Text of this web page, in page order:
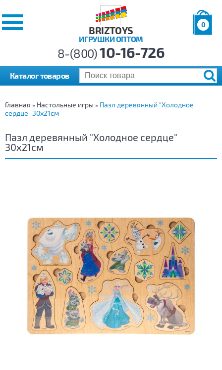
BRIZTOYS
ИГРУШКИ ОПТОМ
0
р.
8-(800)10-16-726
Каталог товаров
Главная » Настольные игры » Пазл деревянный "Холодное
сердце" 30х21см
Пазл деревянный "Холодное сердце"
30х21см